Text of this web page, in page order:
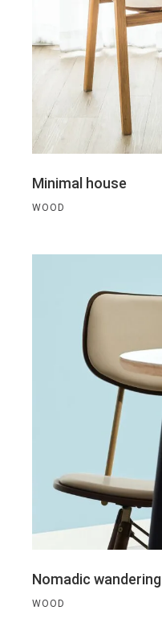
Minimal house
WOOD
Nomadic wandering
WOOD